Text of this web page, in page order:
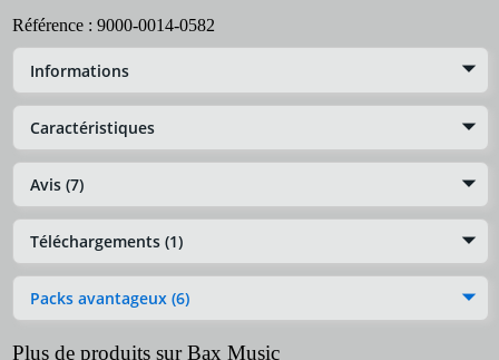
Référence : 9000-0014-0582
Informations
Caractéristiques
Avis (7)
Téléchargements (1)
Packs avantageux (6)
Plus de produits sur Bax Music